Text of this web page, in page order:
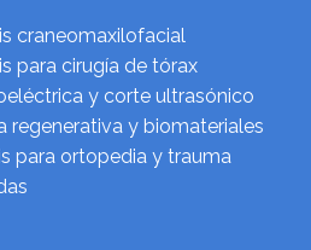
craneomaxilofacial
para cirugía de tórax
y corte ultrasónico
regenerativa y biomateriales
para ortopedia y trauma